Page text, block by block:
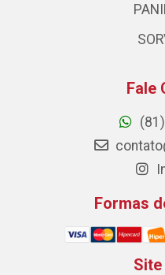
Fale
Formas